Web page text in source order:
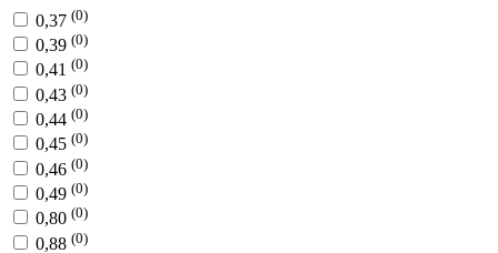
0,37 (0)
0,39 (0)
0,41 (0)
0,43 (0)
0,44 (0)
0,45 (0)
0,46 (0)
0,49 (0)
0,80 (0)
0,88 (0)